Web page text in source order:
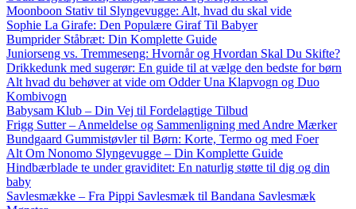
Moonboon Stativ til Slyngevugge: Alt, hvad du skal vide
Sophie La Girafe: Den Populære Giraf Til Babyer
Bumprider Ståbræt: Din Komplette Guide
Juniorseng vs. Tremmeseng: Hvornår og Hvordan Skal Du Skifte?
Drikkedunk med sugerør: En guide til at vælge den bedste for børn
Alt hvad du behøver at vide om Odder Una Klapvogn og Duo
Kombivogn
Babysam Klub – Din Vej til Fordelagtige Tilbud
Frigg Sutter – Anmeldelse og Sammenligning med Andre Mærker
Bundgaard Gummistøvler til Børn: Korte, Termo og med Foer
Alt Om Nonomo Slyngevugge – Din Komplette Guide
Hindbærblade te under graviditet: En naturlig støtte til dig og din
baby
Savlesmække – Fra Pippi Savlesmæk til Bandana Savlesmæk